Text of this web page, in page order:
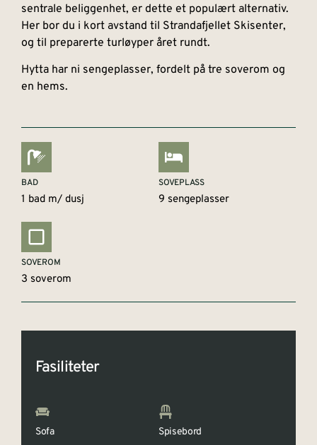
sentrale beliggenhet, er dette et populært alternativ.
Her bor du i kort avstand til Strandafjellet Skisenter,
og til preparerte turløyper året rundt.
Hytta har ni sengeplasser, fordelt på tre soverom og
en hems.
BAD
1 bad m/ dusj
SOVEPLASS
9 sengeplasser
SOVEROM
3 soverom
Fasiliteter
Sofa Spisebord